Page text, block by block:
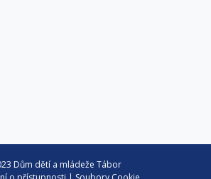
Dům dětí a mládeže Tábor